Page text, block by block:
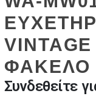
ΦΑΚΕΛΟ
Συνδεθείτε